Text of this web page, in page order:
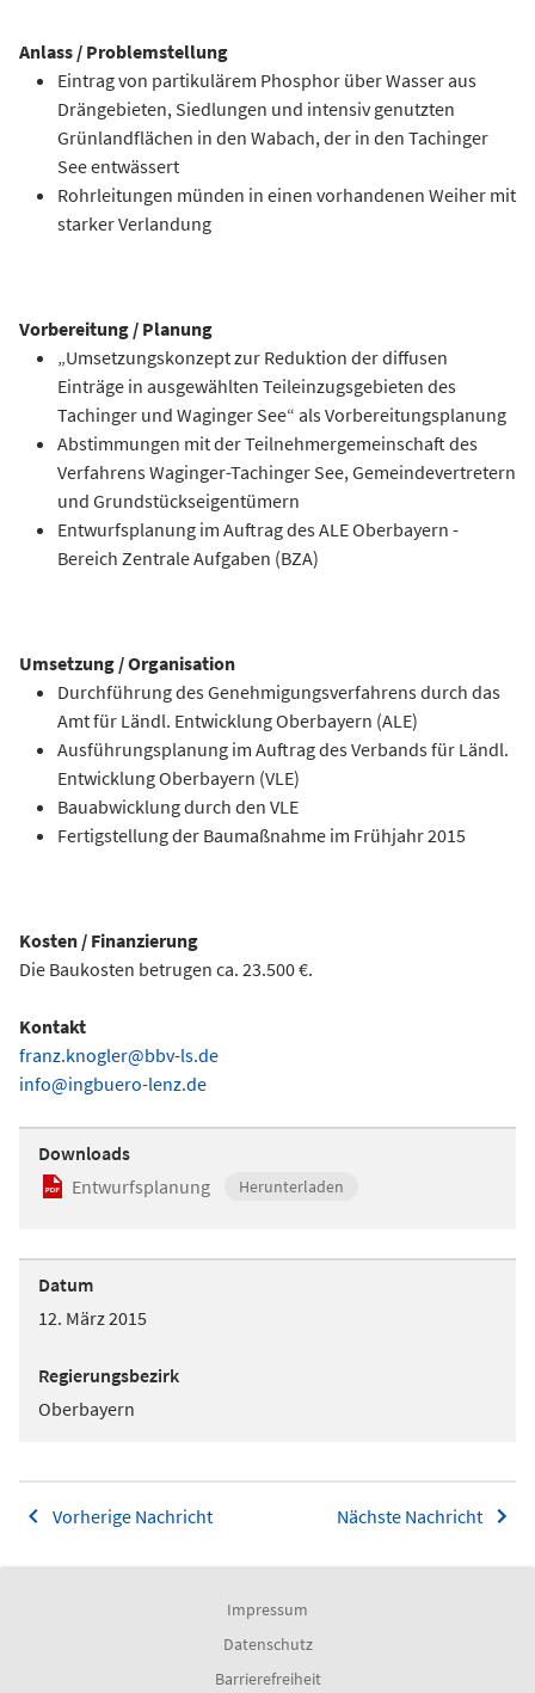
Anlass / Problemstellung
Eintrag von partikulärem Phosphor über Wasser aus
Drängebieten, Siedlungen und intensiv genutzten
Grünlandflächen in den Wabach, der in den Tachinger
See entwässert
Rohrleitungen münden in einen vorhandenen Weiher mit
starker Verlandung
Vorbereitung / Planung
„Umsetzungskonzept zur Reduktion der diffusen
Einträge in ausgewählten Teileinzugsgebieten des
Tachinger und Waginger See“ als Vorbereitungsplanung
Abstimmungen mit der Teilnehmergemeinschaft des
Verfahrens Waginger-Tachinger See, Gemeindevertretern
und Grundstückseigentümern
Entwurfsplanung im Auftrag des ALE Oberbayern -
Bereich Zentrale Aufgaben (BZA)
Umsetzung / Organisation
Durchführung des Genehmigungsverfahrens durch das
Amt für Ländl. Entwicklung Oberbayern (ALE)
Ausführungsplanung im Auftrag des Verbands für Ländl.
Entwicklung Oberbayern (VLE)
Bauabwicklung durch den VLE
Fertigstellung der Baumaßnahme im Frühjahr 2015
Kosten / Finanzierung
Die Baukosten betrugen ca. 23.500 €.
Kontakt
franz.knogler@bbv-ls.de
info@ingbuero-lenz.de
Downloads
Entwurfsplanung
Herunterladen
Datum
12. März 2015
Regierungsbezirk
Oberbayern
Vorherige Nachricht Nächste Nachricht
Impressum
Datenschutz
Barrierefreiheit